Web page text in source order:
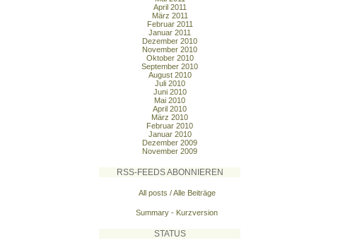
April 2011
März 2011
Februar 2011
Januar 2011
Dezember 2010
November 2010
Oktober 2010
September 2010
August 2010
Juli 2010
Juni 2010
Mai 2010
April 2010
März 2010
Februar 2010
Januar 2010
Dezember 2009
November 2009
RSS-FEEDS ABONNIEREN
All posts / Alle Beiträge
Summary - Kurzversion
STATUS